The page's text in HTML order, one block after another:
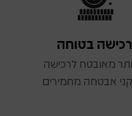
רכישה בטוחה
מאובטח לרכישה
אבטחה מחמירים